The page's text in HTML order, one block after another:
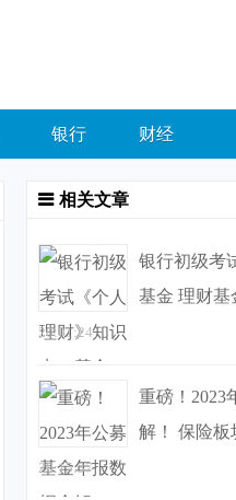
银行 财经
相关文章
银行初级考
基金 理财基
20:01:24
重磅！2023
解！ 保险板
20:15:37